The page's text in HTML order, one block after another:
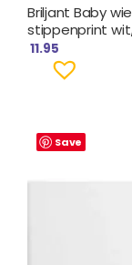
Briljant Baby
stippenprint
11.95
Save